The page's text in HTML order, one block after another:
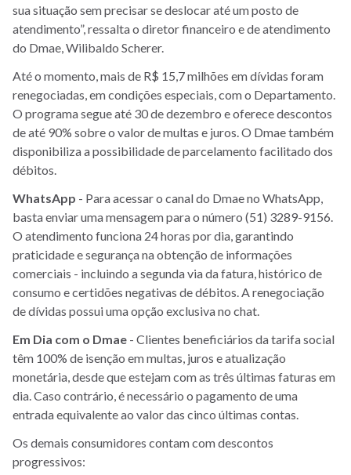
sua situação sem precisar se deslocar até um posto de
atendimento”, ressalta o diretor financeiro e de atendimento
do Dmae, Wilibaldo Scherer.
Até o momento, mais de R$ 15,7 milhões em dívidas foram
renegociadas, em condições especiais, com o Departamento.
O programa segue até 30 de dezembro e oferece descontos
de até 90% sobre o valor de multas e juros. O Dmae também
disponibiliza a possibilidade de parcelamento facilitado dos
débitos.
WhatsApp - Para acessar o canal do Dmae no WhatsApp,
basta enviar uma mensagem para o número (51) 3289-9156.
O atendimento funciona 24 horas por dia, garantindo
praticidade e segurança na obtenção de informações
comerciais - incluindo a segunda via da fatura, histórico de
consumo e certidões negativas de débitos. A renegociação
de dívidas possui uma opção exclusiva no chat.
Em Dia com o Dmae - Clientes beneficiários da tarifa social
têm 100% de isenção em multas, juros e atualização
monetária, desde que estejam com as três últimas faturas em
dia. Caso contrário, é necessário o pagamento de uma
entrada equivalente ao valor das cinco últimas contas.
Os demais consumidores contam com descontos
progressivos: